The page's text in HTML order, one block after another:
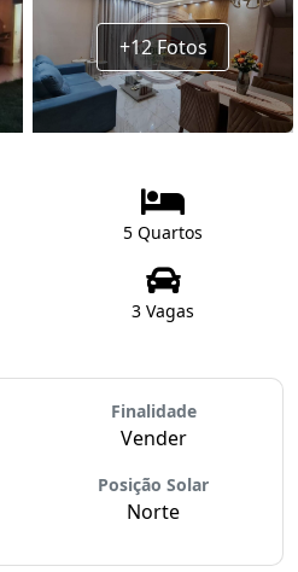
+12 Fotos
5 Quartos
3 Vagas
Finalidade
Vender
Posição Solar
Norte